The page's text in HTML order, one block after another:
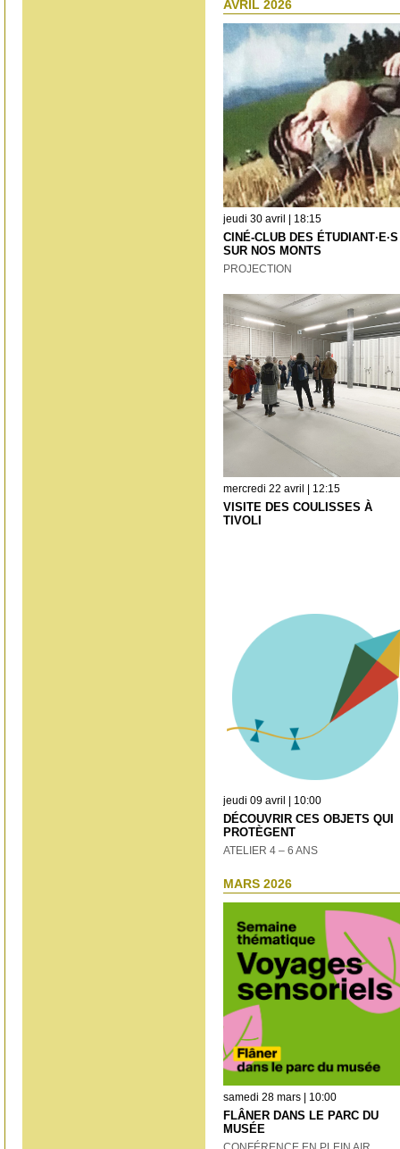
AVRIL 2026
jeudi 30 avril | 18:15
CINÉ-CLUB DES
SUR NOS MONTS
PROJECTION
mercredi 22 avril | 12:15
VISITE DES COULISSES À
TIVOLI
jeudi 09 avril | 10:00
DÉCOUVRIR CES OBJETS QUI
PROTÈGENT
ATELIER 4 – 6 ANS
MARS 2026
samedi 28 mars | 10:00
FLÂNER DANS LE PARC DU
MUSÉE